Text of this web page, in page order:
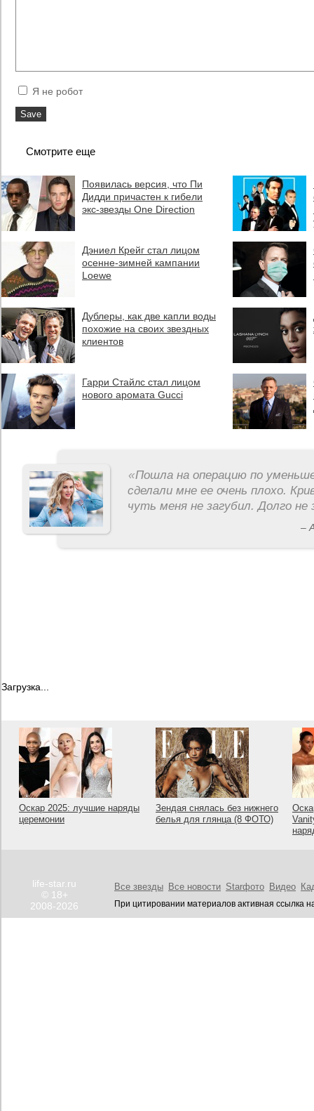
Я не робот
Смотрите еще
Появилась версия, что Пи
Дидди причастен к гибели
экс-звезды One Direction
Дэниел Крейг стал лицом
осенне-зимней кампании
Loewe
Дублеры, как две капли воды
похожие на своих звездных
клиентов
Гарри Стайлс стал лицом
нового аромата Gucci
«Пошла на операцию по
сделали мне ее очень плохо.
чуть меня не загубил. Долго не
–
Загрузка...
Оскар 2025: лучшие наряды
церемонии
Зендая снялась без нижнего
белья для глянца (8 ФОТО)
life-star.ru
© 18+
2008-2026
Все звезды Все новости Starфото Видео
При цитировании материалов активная ссылка